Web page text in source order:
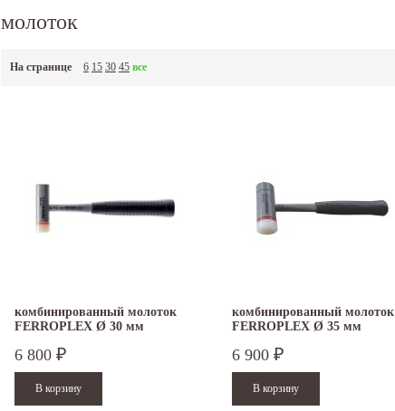
молоток
На странице 6 15 30 45 все
комбинированный молоток
FERROPLEX Ø 30 мм
6 800 ₽
комбинированный молоток
FERROPLEX Ø 35 мм
3677.035
6 900 ₽